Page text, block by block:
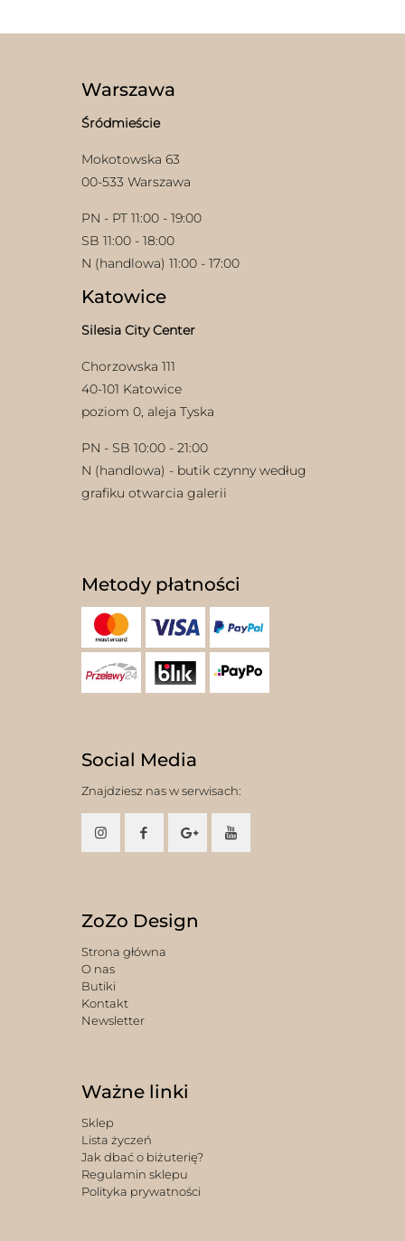
Warszawa
Śródmieście
Mokotowska 63
00-533 Warszawa
PN - PT 11:00 - 19:00
SB 11:00 - 18:00
N (handlowa) 11:00 - 17:00
Katowice
Silesia City Center
Chorzowska 111
40-101 Katowice
poziom 0, aleja Tyska
PN - SB 10:00 - 21:00
N (handlowa) - butik czynny według
grafiku otwarcia galerii
Metody płatności
Social Media
Znajdziesz nas w serwisach:
ZoZo Design
Strona główna
O nas
Butiki
Kontakt
Newsletter
Ważne linki
Sklep
Lista życzeń
Jak dbać o biżuterię?
Regulamin sklepu
Polityka prywatności